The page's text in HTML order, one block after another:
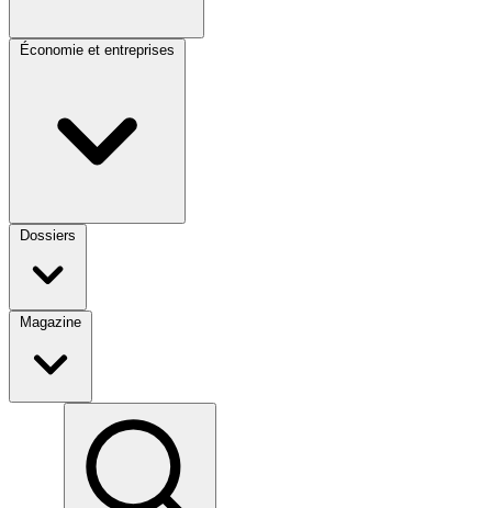
Économie et entreprises
Dossiers
Magazine